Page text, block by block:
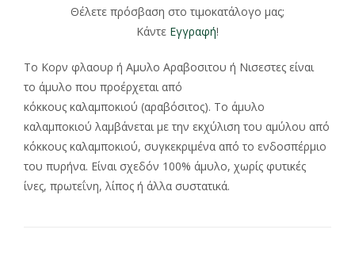
Θέλετε πρόσβαση στο τιμοκατάλογο μας;
Κάντε Εγγραφή!
Το Κορν φλαουρ ή Αμυλο Αραβοσιτου ή Νισεστες είναι
το άμυλο που προέρχεται από
κόκκους καλαμποκιού (αραβόσιτος). Το άμυλο
καλαμποκιού λαμβάνεται με την εκχύλιση του αμύλου από
κόκκους καλαμποκιού, συγκεκριμένα από το ενδοσπέρμιο
του πυρήνα. Είναι σχεδόν 100% άμυλο, χωρίς φυτικές
ίνες, πρωτεΐνη, λίπος ή άλλα συστατικά.